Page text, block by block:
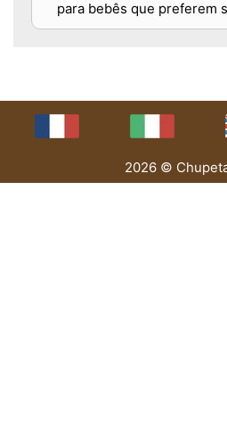
para bebês que preferem
2026 ©